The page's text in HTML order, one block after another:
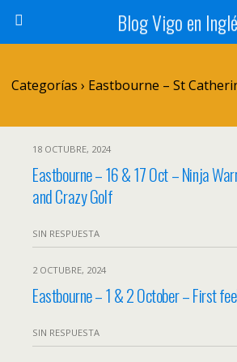
Blog Vigo en
Categorías › Eastbourne – St
18 OCTUBRE, 2024
Eastbourne – 16 & 17 Oct – Ninja
and Crazy Golf
SIN RESPUESTA
2 OCTUBRE, 2024
Eastbourne – 1 & 2 October – First
SIN RESPUESTA